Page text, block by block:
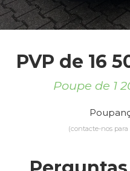
PVP de 16
Poupe de 1
(contacte-nos para